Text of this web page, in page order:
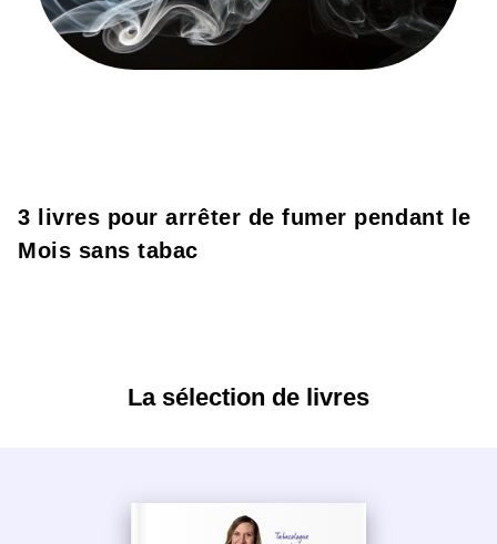
3 livres pour arrêter de fumer pendant le
Mois sans tabac
La sélection de livres